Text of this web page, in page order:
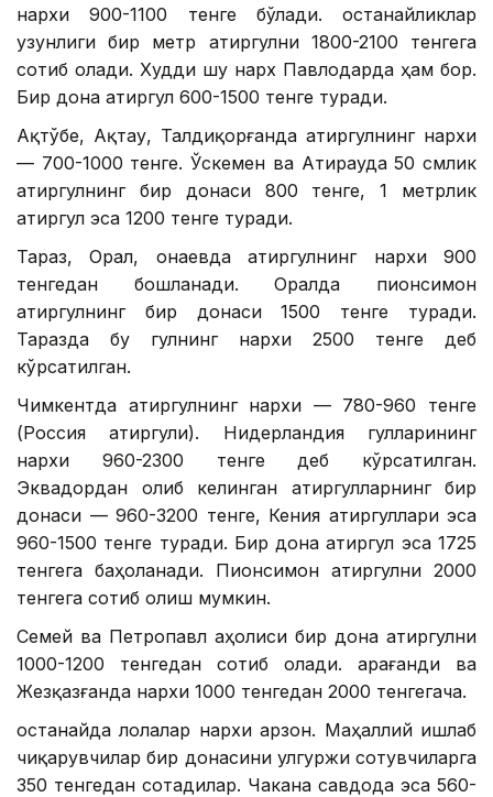
нархи 900-1100 тенге бўлади. Қостанайликлар
узунлиги бир метр атиргулни 1800-2100 тенгега
сотиб олади. Худди шу нарх Павлодарда ҳам бор.
Бир дона атиргул 600-1500 тенге туради.
Ақтўбе, Ақтау, Талдиқорғанда атиргулнинг нархи
— 700-1000 тенге. Ўскемен ва Атирауда 50 смлик
атиргулнинг бир донаси 800 тенге, 1 метрлик
атиргул эса 1200 тенге туради.
Тараз, Орал, Қонаевда атиргулнинг нархи 900
тенгедан бошланади. Оралда пионсимон
атиргулнинг бир донаси 1500 тенге туради.
Таразда бу гулнинг нархи 2500 тенге деб
кўрсатилган.
Чимкентда атиргулнинг нархи — 780-960 тенге
(Россия атиргули). Нидерландия гулларининг
нархи 960-2300 тенге деб кўрсатилган.
Эквадордан олиб келинган атиргулларнинг бир
донаси — 960-3200 тенге, Кения атиргуллари эса
960-1500 тенге туради. Бир дона атиргул эса 1725
тенгега баҳоланади. Пионсимон атиргулни 2000
тенгега сотиб олиш мумкин.
Семей ва Петропавл аҳолиси бир дона атиргулни
1000-1200 тенгедан сотиб олади. Қарағанди ва
Жезқазғанда нархи 1000 тенгедан 2000 тенгегача.
Қостанайда лолалар нархи арзон. Маҳаллий ишлаб
чиқарувчилар бир донасини улгуржи сотувчиларга
350 тенгедан сотадилар. Чакана савдода эса 560-